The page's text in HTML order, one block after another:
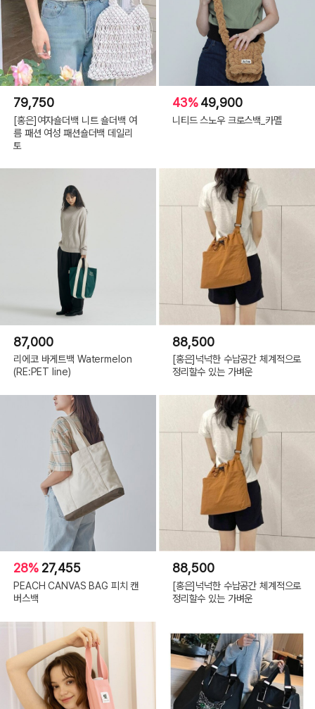
79,750
[홍은]여자숄더백 니트 숄더백 여
름 패션 여성 패션숄더백 데일리
토
43%49,900
니티드 스노우 크로스백_카멜
87,000
리에코 바게트백 Watermelon
(RE:PET line)
88,500
[홍은]넉넉한 수납공간 체계적으로
정리할수 있는 가벼운
28% 27,455
PEACH CANVAS BAG 피치 캔
버스백
88,500
[홍은]넉넉한 수납공간 체계적으로
정리할수 있는 가벼운